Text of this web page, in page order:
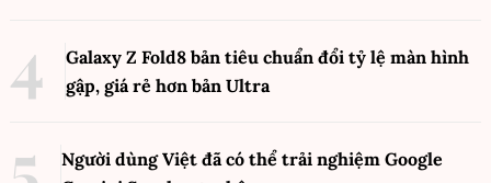
Galaxy Z Fold8 bản tiêu chuẩn đổi tỷ lệ màn hình
gập, giá rẻ hơn bản Ultra
Người dùng Việt đã có thể trải nghiệm Google